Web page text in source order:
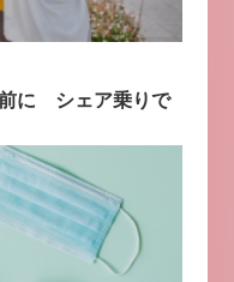
に シェア乗りで